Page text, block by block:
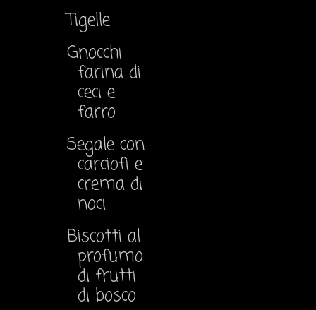
Tigelle
Gnocchi
farina di
ceci e
farro
Segale con
carciofi e
crema di
noci
Biscotti al
profumo
di frutti
di bosco